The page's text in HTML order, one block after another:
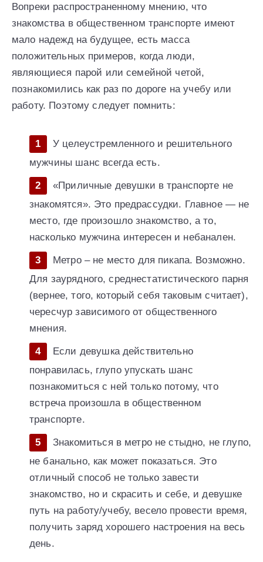
Вопреки распространенному мнению, что
знакомства в общественном транспорте имеют
мало надежд на будущее, есть масса
положительных примеров, когда люди,
являющиеся парой или семейной четой,
познакомились как раз по дороге на учебу или
работу. Поэтому следует помнить:
У целеустремленного и решительного
мужчины шанс всегда есть.
«Приличные девушки в транспорте не
знакомятся». Это предрассудки. Главное — не
место, где произошло знакомство, а то,
насколько мужчина интересен и небанален.
Метро – не место для пикапа. Возможно.
Для заурядного, среднестатистического парня
(вернее, того, который себя таковым считает),
чересчур зависимого от общественного
мнения.
Если девушка действительно
понравилась, глупо упускать шанс
познакомиться с ней только потому, что
встреча произошла в общественном
транспорте.
Знакомиться в метро не стыдно, не глупо,
не банально, как может показаться. Это
отличный способ не только завести
знакомство, но и скрасить и себе, и девушке
путь на работу/учебу, весело провести время,
получить заряд хорошего настроения на весь
день.